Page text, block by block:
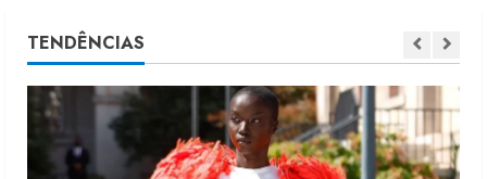
2
Projeto testa passaporte digital na
TENDÊNCIAS